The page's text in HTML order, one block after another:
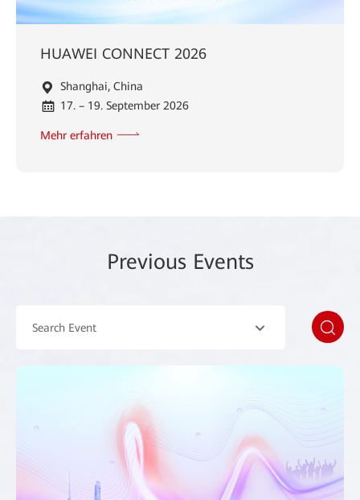
HUAWEI CONNECT 2026
Shanghai, China
17. – 19. September 2026
Mehr erfahren
Previous Events
Search Event